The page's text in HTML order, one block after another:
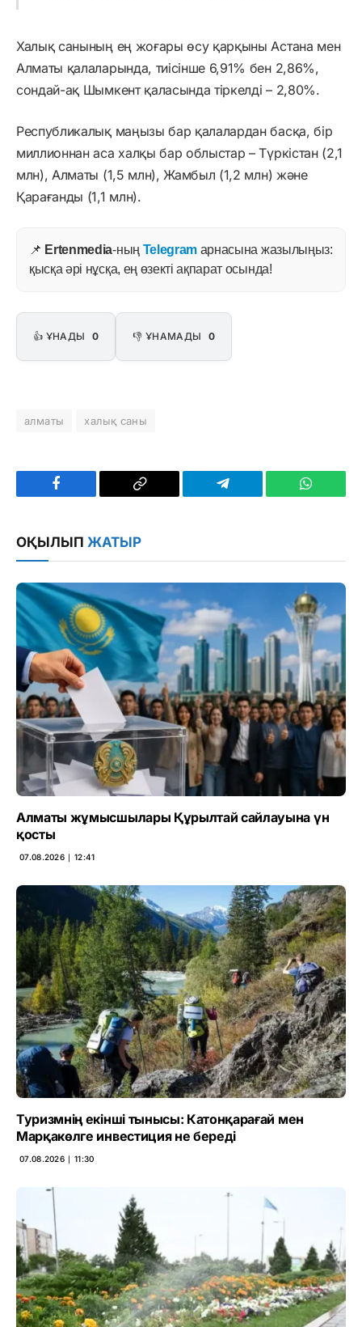
Халық санының ең жоғары өсу қарқыны Астана мен
Алматы қалаларында, тиісінше 6,91% бен 2,86%,
сондай-ақ Шымкент қаласында тіркелді – 2,80%.
Республикалық маңызы бар қалалардан басқа, бір
миллионнан аса халқы бар облыстар – Түркістан (2,1
млн), Алматы (1,5 млн), Жамбыл (1,2 млн) және
Қарағанды (1,1 млн).
📌 Ertenmedia-ның Telegram арнасына жазылыңыз:
қысқа әрі нұсқа, ең өзекті ақпарат осында!
👍 ҰНАДЫ 0 👎 ҰНАМАДЫ 0
алматы халық саны
Facebook
Copy
Telegram
ОҚЫЛЫП ЖАТЫР
Алматы жұмысшылары Құрылтай сайлауына үн
қосты
07.08.2026 ∣ 12:41
Туризмнің екінші тынысы: Катонқарағай мен
Марқакөлге инвестиция не береді
07.08.2026 ∣ 11:30